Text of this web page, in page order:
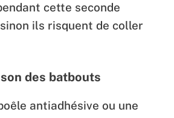
cette seconde
ils risquent de coller
des batbouts
antiadhésive ou une